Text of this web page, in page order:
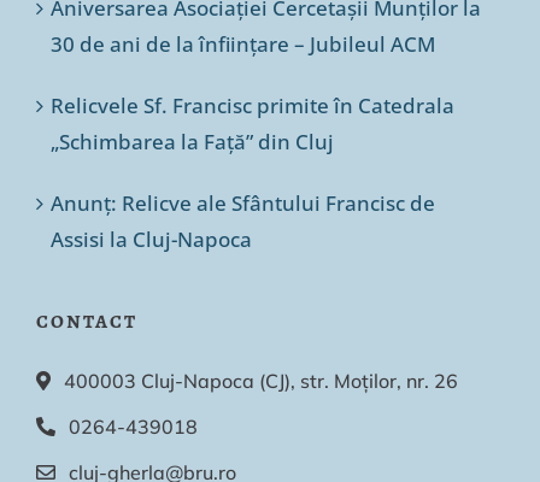
Aniversarea Asociației Cercetașii Munților la
30 de ani de la înființare – Jubileul ACM
Relicvele Sf. Francisc primite în Catedrala
„Schimbarea la Față” din Cluj
Anunț: Relicve ale Sfântului Francisc de
Assisi la Cluj-Napoca
CONTACT
400003 Cluj-Napoca (CJ), str. Moților, nr. 26
0264-439018
cluj-gherla@bru.ro